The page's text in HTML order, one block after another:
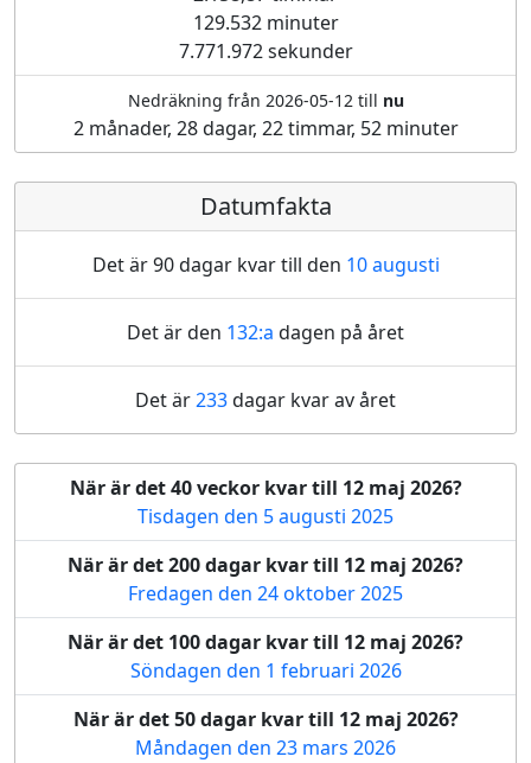
129.532 minuter
7.771.972 sekunder
Nedräkning från 2026-05-12 till nu
2 månader, 28 dagar, 22 timmar, 52 minuter
Datumfakta
Det är 90 dagar kvar till den 10 augusti
Det är den 132:a dagen på året
Det är233dagar kvar av året
När är det 40 veckor kvar till 12 maj 2026?
Tisdagen den 5 augusti 2025
När är det 200 dagar kvar till 12 maj 2026?
Fredagen den 24 oktober 2025
När är det 100 dagar kvar till 12 maj 2026?
Söndagen den 1 februari 2026
När är det 50 dagar kvar till 12 maj 2026?
Måndagen den 23 mars 2026